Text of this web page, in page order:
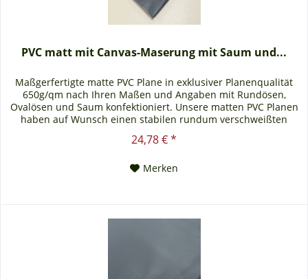
PVC matt mit Canvas-Maserung mit Saum und...
Maßgerfertigte matte PVC Plane in exklusiver Planenqualität
650g/qm nach Ihren Maßen und Angaben mit Rundösen,
Ovalösen und Saum konfektioniert. Unsere matten PVC Planen
haben auf Wunsch einen stabilen rundum verschweißten
matte PVC Plane lässt sich bei uns mit verzinkten Ösen oder
24,78 € *
Merken